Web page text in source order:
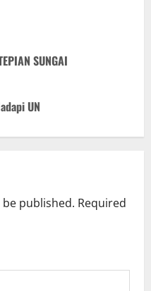
SUNGAI
UN
published. Required